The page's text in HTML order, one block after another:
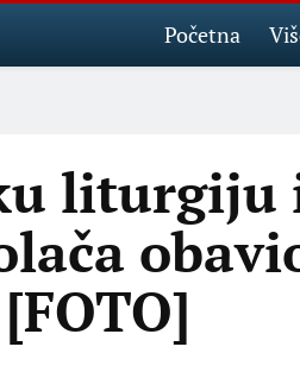
Početna
liturgiju